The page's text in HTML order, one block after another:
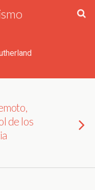
de los